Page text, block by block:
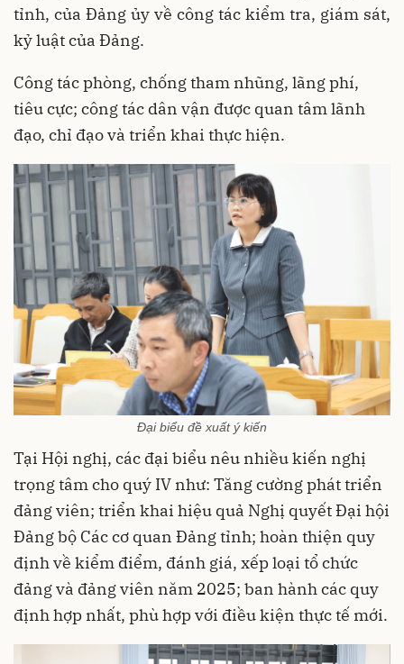
tỉnh, của Đảng ủy về công tác kiểm tra, giám sát,
kỷ luật của Đảng.
Công tác phòng, chống tham nhũng, lãng phí,
tiêu cực; công tác dân vận được quan tâm lãnh
đạo, chỉ đạo và triển khai thực hiện.
Đại biểu đề xuất ý kiến
Tại Hội nghị, các đại biểu nêu nhiều kiến nghị
trọng tâm cho quý IV như: Tăng cường phát triển
đảng viên; triển khai hiệu quả Nghị quyết Đại hội
Đảng bộ Các cơ quan Đảng tỉnh; hoàn thiện quy
định về kiểm điểm, đánh giá, xếp loại tổ chức
đảng và đảng viên năm 2025; ban hành các quy
định hợp nhất, phù hợp với điều kiện thực tế mới.